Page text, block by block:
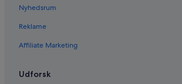
Nyhedsrum
Reklame
Affiliate Marketing
Udforsk